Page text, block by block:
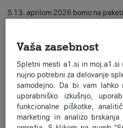
S 13. aprilom 2026 bomo na
osnovnih hitrosti internetnega
1000/100 Mb/s.
Namen posodobitve je izboljšati
večjo zmogljivost omrežja in
sodobnih digitalnih storitev.
Katerim naročnikom se hitrost
Vaša zasebnost
Spletni mesti a1.si in
nujno potrebni za delovanje
samodejno. Da bi vam
uporabniško izkušnjo,
funkcionalne piškotke,
marketing in analizo